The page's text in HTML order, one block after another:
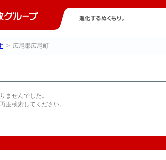
> 広尾郡広尾町
ませんでした。
度検索してください。